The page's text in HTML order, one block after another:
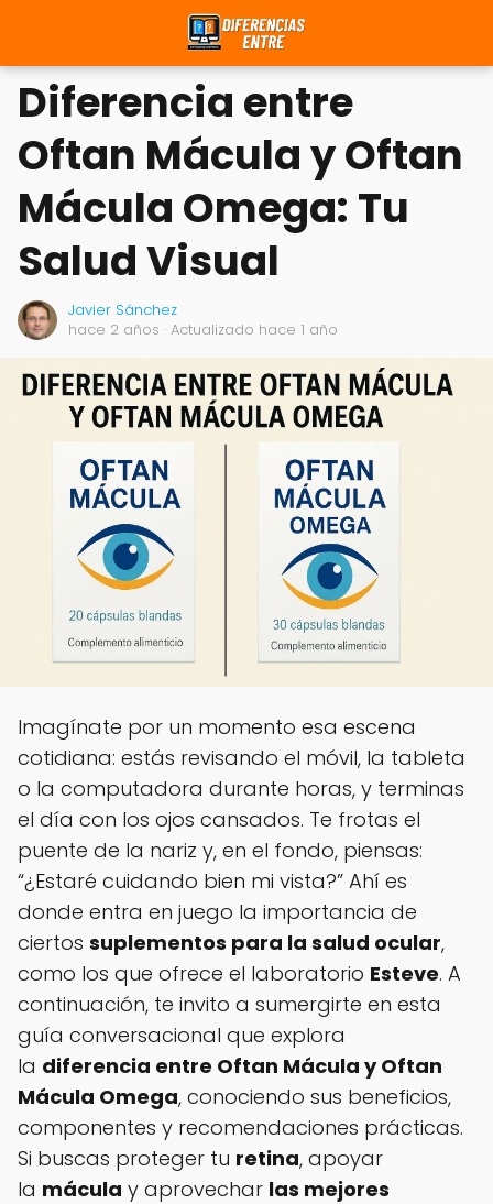
Diferencia entre
Oftan Mácula y Oftan
Mácula Omega: Tu
Salud Visual
Javier Sánchez
hace 2 años · Actualizado hace 1 año
Imagínate por un momento esa escena
cotidiana: estás revisando el móvil, la tableta
o la computadora durante horas, y terminas
el día con los ojos cansados. Te frotas el
puente de la nariz y, en el fondo, piensas:
“¿Estaré cuidando bien mi vista?” Ahí es
donde entra en juego la importancia de
ciertos suplementos para la salud ocular,
como los que ofrece el laboratorio Esteve. A
continuación, te invito a sumergirte en esta
guía conversacional que explora
la diferencia entre Oftan Mácula y Oftan
Mácula Omega, conociendo sus beneficios,
componentes y recomendaciones prácticas.
Si buscas proteger tu retina, apoyar
la mácula y aprovechar las mejores